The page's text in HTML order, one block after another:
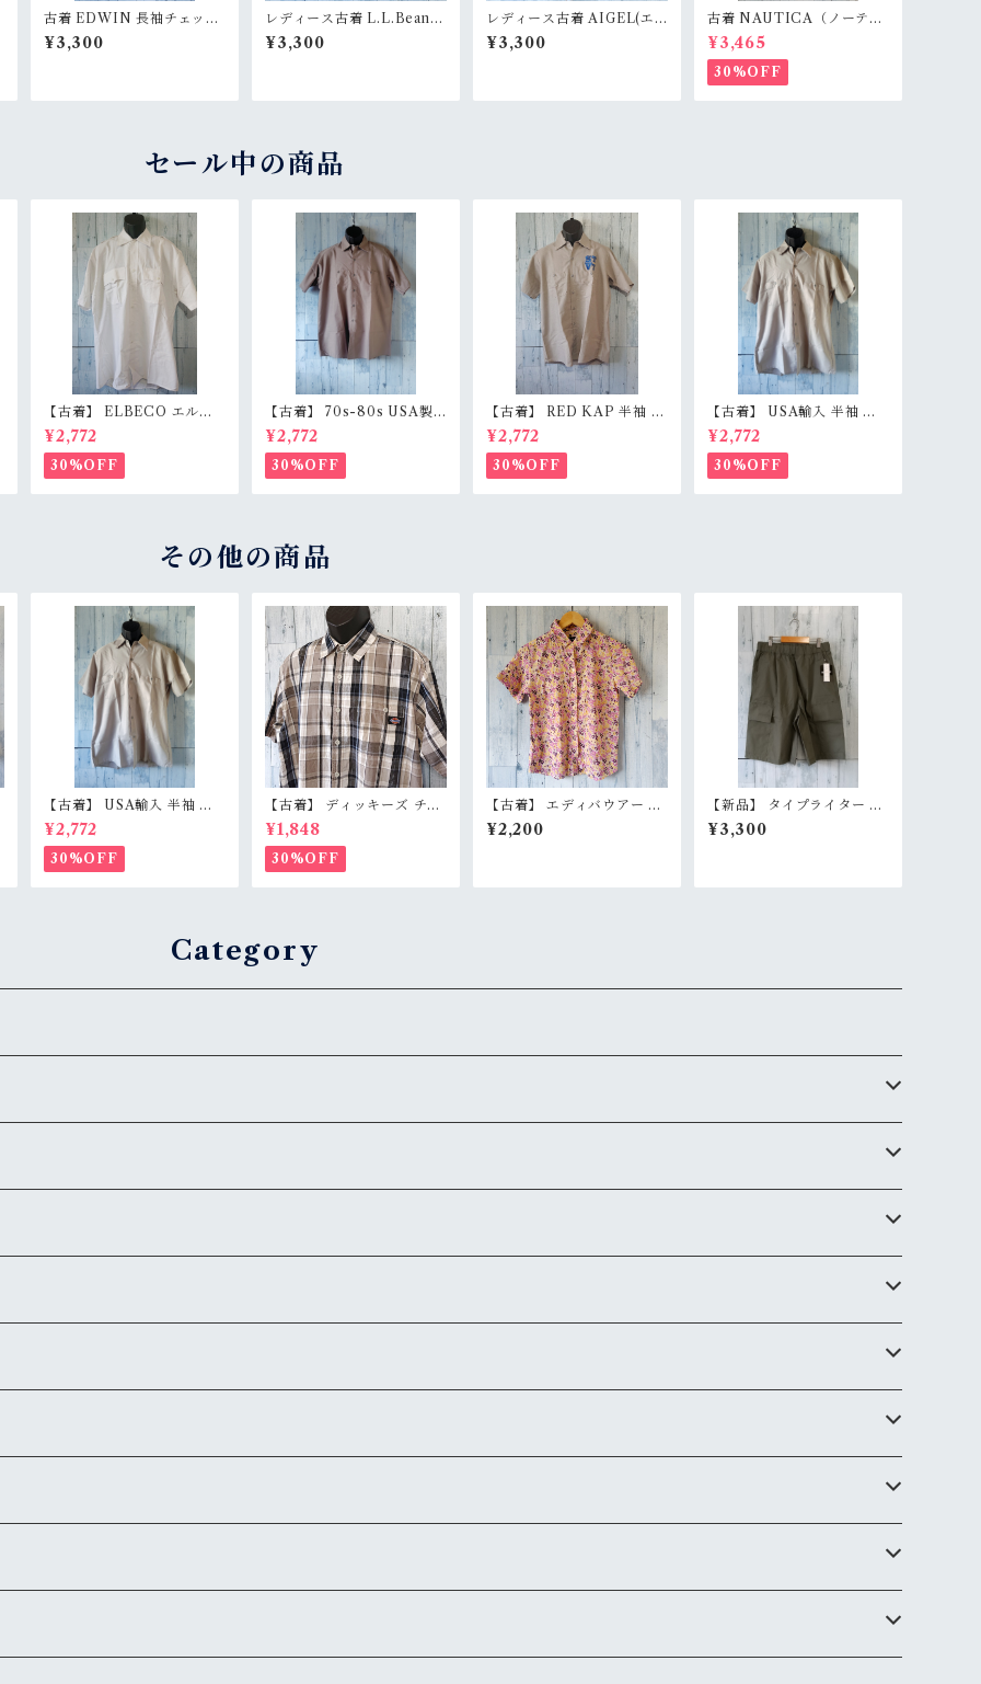
古着 EDWIN 長袖チェック
シャツ ネルシャツ サイズM
ブルー系Rank
¥3,300
レディース古着 L.L.Bean
（エルエルビーン）チェッ
クシャツ Sサイズ RankB
¥3,300
レディース古着 AIGEL(エ
ーグル) プルオーバーシャツ
ブラウス Mサイズ ベージュ
¥3,300
古着 NAUTICA（ノーティ
カ）チェックシャツ RankB
アメトラ/アイビー/プレッピ
ー
¥3,465
30%OFF
セール中の商品
【古着】 ELBECO エルベ
コ 半袖 ワークシャツ L（身
幅63.5cm） ホワイト 白 ビ
ッグシルエット オーバーサ
イズ RankB
¥2,772
30%OFF
【古着】 70s-80s USA製
RED KAP 半袖 ワークシャ
ツ L（身幅62cm） チャコ
ール レッドキャップ ヴィン
テージ RankC
¥2,772
30%OFF
【古着】 RED KAP 半袖 ワ
ークシャツ M〜L相当（身
幅55cm） 刺しゅう入り 企
業ロゴ レッドキャップ アジ
感有 RankC
¥2,772
30%OFF
【古着】 USA輸入 半袖 ワ
ークシャツ L（身幅59.5c
m） ベージュグレー スナッ
プボタン 薄手 アメカジ Ran
kB
¥2,772
30%OFF
その他の商品
【古着】 USA輸入 半袖 ワ
ークシャツ L（身幅59.5c
m） ベージュグレー スナッ
プボタン 薄手 アメカジ Ran
kB
¥2,772
30%OFF
【古着】 ディッキーズ チェ
ックシャツ 半袖 メンズ L グ
レー カーキ ベージュ アース
カラー コットン100% Rank
B
¥1,848
30%OFF
【古着】 エディバウアー レ
ーヨン シルク 半袖シャツ P
S（レディースXS〜S相当）
¥2,200
【新品】 タイプライター ワ
イド カーゴショーツ M/L/L
L セージグリーン イージー
¥3,300
Category